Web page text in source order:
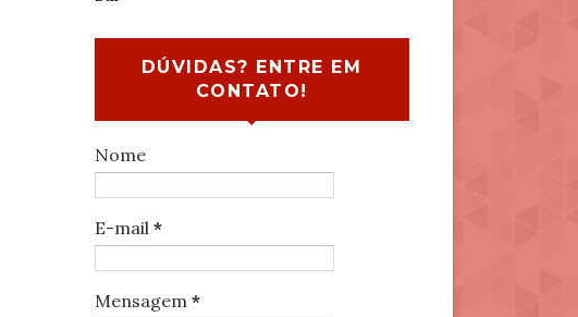
DÚVIDAS? ENTRE EM
CONTATO!
Nome
E-mail *
Mensagem *